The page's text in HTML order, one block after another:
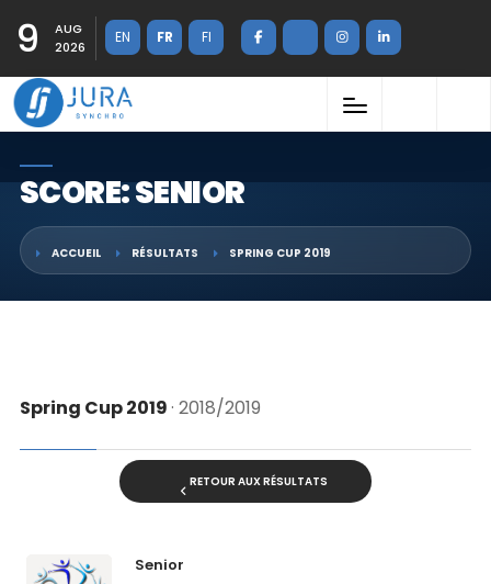
9
AUG
2026
EN FR FI
SCORE: SENIOR
ACCUEIL RÉSULTATS SPRING CUP 2019
Spring Cup 2019· 2018/2019
RETOUR AUX RÉSULTATS
Senior